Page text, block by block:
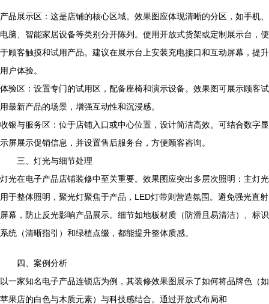
产品展示区：这是店铺的核心区域。效果图应体现清晰的分区，如手机、
电脑、智能家居设备等类别分开陈列。使用开放式货架或定制展示台，便
于顾客触摸和试用产品。建议在展示台上安装充电接口和互动屏幕，提升
用户体验。
体验区：设置专门的试用区，配备座椅和演示设备。效果图可展示顾客试
用最新产品的场景，增强互动性和沉浸感。
收银与服务区：位于店铺入口或中心位置，设计简洁高效。可结合数字显
示屏展示促销信息，并设置售后服务台，方便顾客咨询。
三、灯光与细节处理
灯光在电子产品店铺装修中至关重要。效果图应突出多层次照明：主灯光
用于整体照明，聚光灯聚焦于产品，LED灯带则营造氛围。避免强光直射
屏幕，防止反光影响产品展示。细节如地板材质（防滑且易清洁）、标识
系统（清晰指引）和绿植点缀，都能提升整体质感。
四、案例分析
以一家知名电子产品连锁店为例，其装修效果图展示了如何将品牌色（如
苹果店的白色与木质元素）与科技感结合。通过开放式布局和